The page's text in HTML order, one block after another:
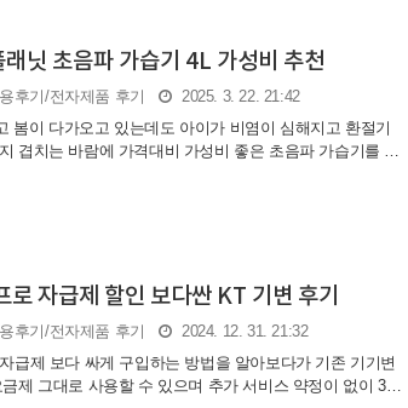
적으로 실용성이 좋습니다. 그외 정수기에서 많이 쓰는 기
없는데, 가끔 컵라면 물끓이기 싫고, 정수기 뜨거운물은
있는데 SK매직 초소형 정수기 제품..
래닛 초음파 가습기 4L 가성비 추천
후기/전자제품 후기
2025. 3. 22. 21:42
봄이 다가오고 있는데도 아이가 비염이 심해지고 환절기
겹치는 바람에 가격대비 가성비 좋은 초음파 가습기를 알
가정용 홈플래닛 초음파 가습기 가격 대비 너무 좋은것 같
으로 추천 하는 포스팅 한번 적어 봅니다. 가정용 가습
이 이득이다 라는 생각으로 가정용 가습기를 알아 봤습니
이 지나고 보니, 비싼 가습기가 굳이 요즘 같은시기에 저렴
나오는 제품들이 정말 많기에, 전자 제품은 무조건 좋은
로 자급제 할인 보다싼 KT 기변 후기
후기/전자제품 후기
2024. 12. 31. 21:32
급제 보다 싸게 구입하는 방법을 알아보다가 기존 기기변
제 그대로 사용할 수 있으며 추가 서비스 약정이 없이 30